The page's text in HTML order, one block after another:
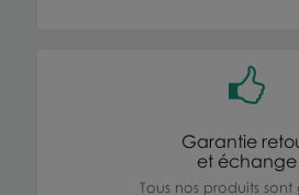
Garantie
et échange
Tous nos produits sont